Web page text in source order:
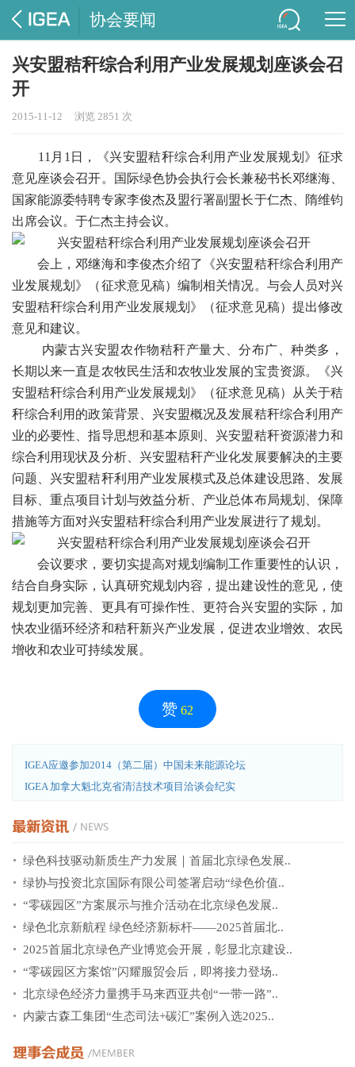
协会要闻
兴安盟秸秆综合利用产业发展规划座谈会召
开
2015-11-12 浏览 2851 次
11月1日，《兴安盟秸秆综合利用产业发展规划》征求
意见座谈会召开。国际绿色协会执行会长兼秘书长邓继海、
国家能源委特聘专家李俊杰及盟行署副盟长于仁杰、隋维钧
出席会议。于仁杰主持会议。
会上，邓继海和李俊杰介绍了《兴安盟秸秆综合利用产
业发展规划》（征求意见稿）编制相关情况。与会人员对兴
安盟秸秆综合利用产业发展规划》（征求意见稿）提出修改
意见和建议。
内蒙古兴安盟农作物秸秆产量大、分布广、种类多，
长期以来一直是农牧民生活和农牧业发展的宝贵资源。《兴
安盟秸秆综合利用产业发展规划》（征求意见稿）从关于秸
秆综合利用的政策背景、兴安盟概况及发展秸秆综合利用产
业的必要性、指导思想和基本原则、兴安盟秸秆资源潜力和
综合利用现状及分析、兴安盟秸秆产业化发展要解决的主要
问题、兴安盟秸秆利用产业发展模式及总体建设思路、发展
目标、重点项目计划与效益分析、产业总体布局规划、保障
措施等方面对兴安盟秸秆综合利用产业发展进行了规划。
会议要求，要切实提高对规划编制工作重要性的认识，
结合自身实际，认真研究规划内容，提出建设性的意见，使
规划更加完善、更具有可操作性、更符合兴安盟的实际，加
快农业循环经济和秸秆新兴产业发展，促进农业增效、农民
增收和农业可持续发展。
赞 62
IGEA应邀参加2014（第二届）中国未来能源论坛
IGEA 加拿大魁北克省清洁技术项目洽谈会纪实
绿色科技驱动新质生产力发展｜首届北京绿色发展..
绿协与投资北京国际有限公司签署启动“绿色价值..
“零碳园区”方案展示与推介活动在北京绿色发展..
绿色北京新航程 绿色经济新标杆——2025首届北..
2025首届北京绿色产业博览会开展，彰显北京建设..
“零碳园区方案馆”闪耀服贸会后，即将接力登场..
北京绿色经济力量携手马来西亚共创“一带一路”..
内蒙古森工集团“生态司法+碳汇”案例入选2025..